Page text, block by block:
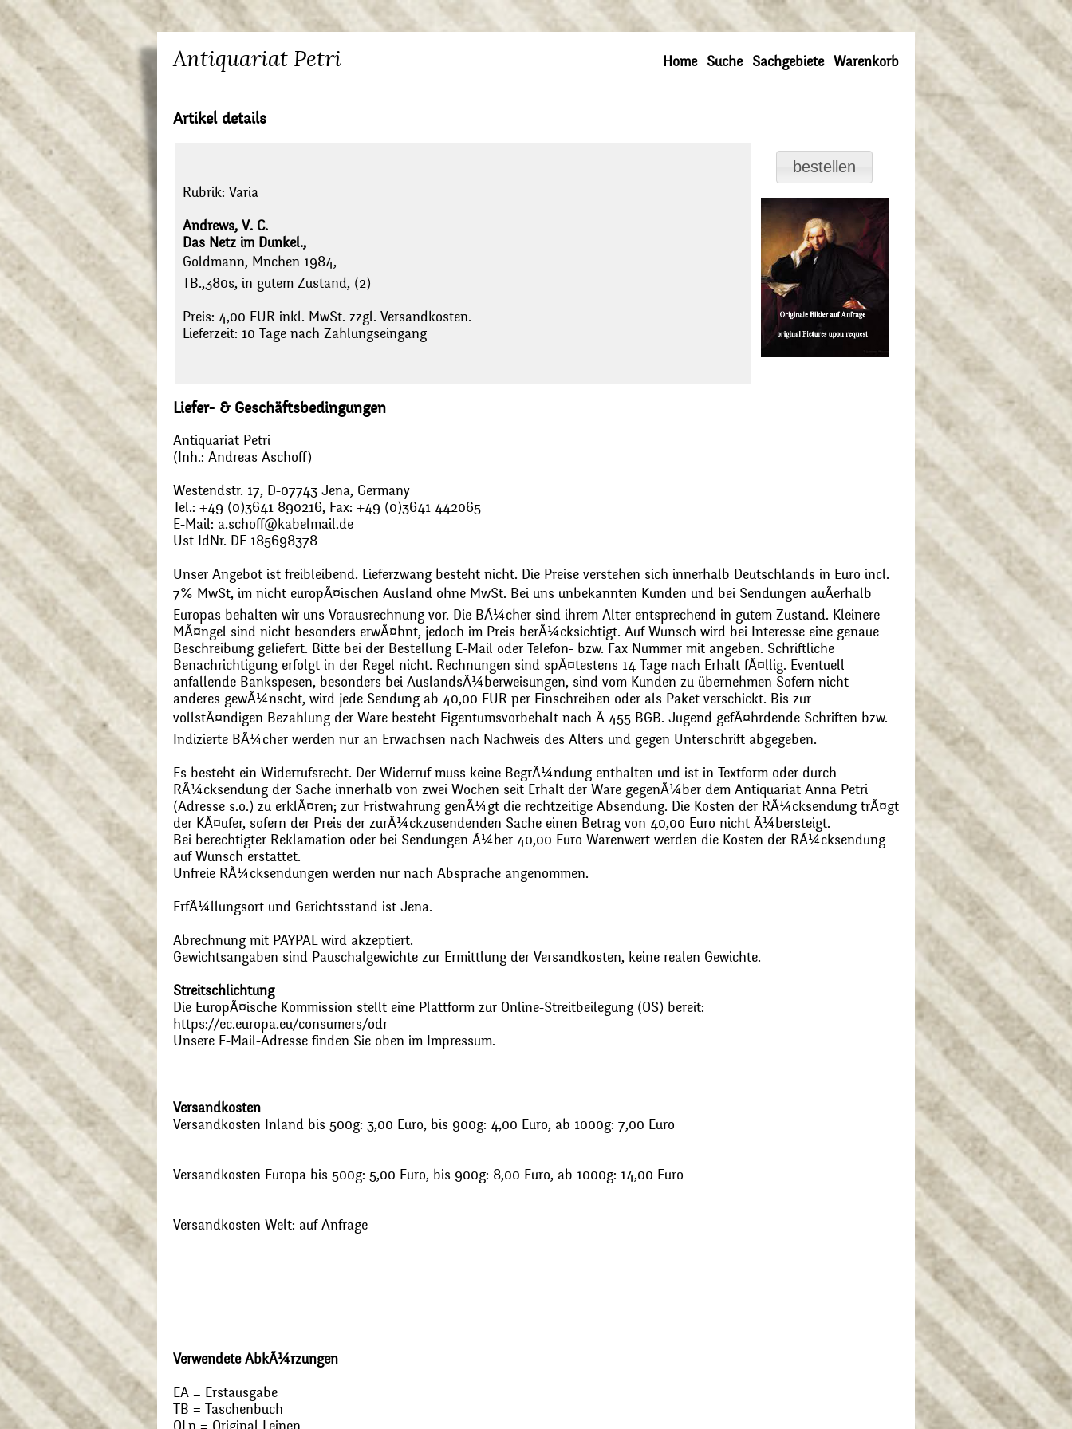
Antiquariat Petri Home Suche Sachgebiete Warenkorb
Artikel details
Rubrik: Varia
Andrews, V. C.
Das Netz im Dunkel.,
Goldmann, Mnchen 1984,
TB.,380s, in gutem Zustand, (2)
Preis: 4,00 EUR inkl. MwSt. zzgl. Versandkosten.
Lieferzeit: 10 Tage nach Zahlungseingang
Liefer- & Geschäftsbedingungen
Antiquariat Petri
(Inh.: Andreas Aschoff)
Westendstr. 17, D-07743 Jena, Germany
Tel.: +49 (0)3641 890216, Fax: +49 (0)3641 442065
E-Mail: a.schoff@kabelmail.de
Ust IdNr. DE 185698378
Unser Angebot ist freibleibend. Lieferzwang besteht nicht. Die Preise verstehen sich innerhalb Deutschlands in Euro incl.
7% MwSt, im nicht europÃ¤ischen Ausland ohne MwSt. Bei uns unbekannten Kunden und bei Sendungen auÃerhalb
Europas behalten wir uns Vorausrechnung vor. Die BÃ¼cher sind ihrem Alter entsprechend in gutem Zustand. Kleinere
MÃ¤ngel sind nicht besonders erwÃ¤hnt, jedoch im Preis berÃ¼cksichtigt. Auf Wunsch wird bei Interesse eine genaue
Beschreibung geliefert. Bitte bei der Bestellung E-Mail oder Telefon- bzw. Fax Nummer mit angeben. Schriftliche
Benachrichtigung erfolgt in der Regel nicht. Rechnungen sind spÃ¤testens 14 Tage nach Erhalt fÃ¤llig. Eventuell
anfallende Bankspesen, besonders bei AuslandsÃ¼berweisungen, sind vom Kunden zu übernehmen Sofern nicht
anderes gewÃ¼nscht, wird jede Sendung ab 40,00 EUR per Einschreiben oder als Paket verschickt. Bis zur
vollstÃ¤ndigen Bezahlung der Ware besteht Eigentumsvorbehalt nach Ã 455 BGB. Jugend gefÃ¤hrdende Schriften bzw.
Indizierte BÃ¼cher werden nur an Erwachsen nach Nachweis des Alters und gegen Unterschrift abgegeben.
Es besteht ein Widerrufsrecht. Der Widerruf muss keine BegrÃ¼ndung enthalten und ist in Textform oder durch
RÃ¼cksendung der Sache innerhalb von zwei Wochen seit Erhalt der Ware gegenÃ¼ber dem Antiquariat Anna Petri
(Adresse s.o.) zu erklÃ¤ren; zur Fristwahrung genÃ¼gt die rechtzeitige Absendung. Die Kosten der RÃ¼cksendung trÃ¤gt
der KÃ¤ufer, sofern der Preis der zurÃ¼ckzusendenden Sache einen Betrag von 40,00 Euro nicht Ã¼bersteigt.
Bei berechtigter Reklamation oder bei Sendungen Ã¼ber 40,00 Euro Warenwert werden die Kosten der RÃ¼cksendung
auf Wunsch erstattet.
Unfreie RÃ¼cksendungen werden nur nach Absprache angenommen.
ErfÃ¼llungsort und Gerichtsstand ist Jena.
Abrechnung mit PAYPAL wird akzeptiert.
Gewichtsangaben sind Pauschalgewichte zur Ermittlung der Versandkosten, keine realen Gewichte.
Streitschlichtung
Die EuropÃ¤ische Kommission stellt eine Plattform zur Online-Streitbeilegung (OS) bereit:
https://ec.europa.eu/consumers/odr
Unsere E-Mail-Adresse finden Sie oben im Impressum.
Versandkosten
Versandkosten Inland bis 500g: 3,00 Euro, bis 900g: 4,00 Euro, ab 1000g: 7,00 Euro
Versandkosten Europa bis 500g: 5,00 Euro, bis 900g: 8,00 Euro, ab 1000g: 14,00 Euro
Versandkosten Welt: auf Anfrage
Verwendete AbkÃ¼rzungen
EA = Erstausgabe
TB = Taschenbuch